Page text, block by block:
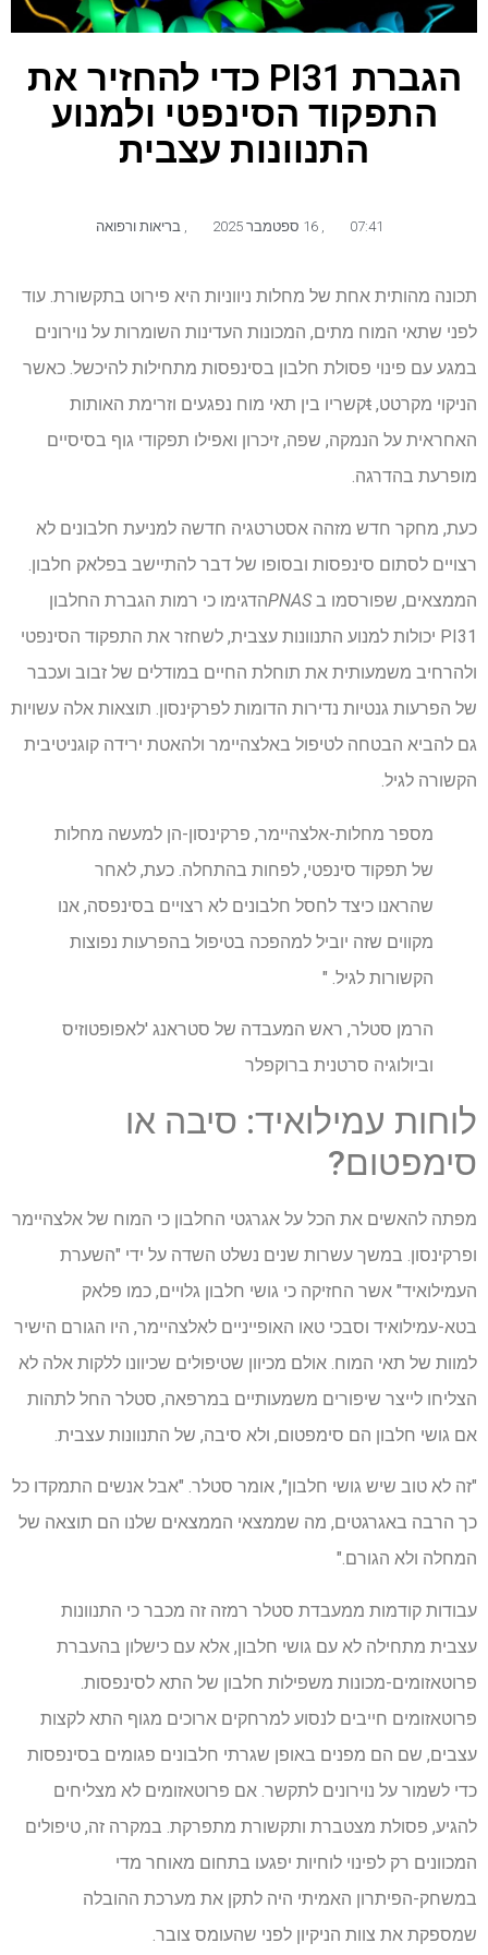
הגברת PI31 כדי להחזיר את
התפקוד הסינפטי ולמנוע
התנוונות עצבית
07:41 בריאות ורפואה
תכונה מהותית אחת של מחלות ניווניות היא פירוט בתקשורת. עוד
לפני שתאי המוח מתים, המכונות העדינות השומרות על נוירונים
במגע עם פינוי פסולת חלבון בסינפסות מתחילות להיכשל. כאשר
הניקוי מקרטט, tקשריו בין תאי מוח נפגעים וזרימת האותות
האחראית על הנמקה, שפה, זיכרון ואפילו תפקודי גוף בסיסיים
מופרעת בהדרגה.
כעת, מחקר חדש מזהה אסטרטגיה חדשה למניעת חלבונים לא
רצויים לסתום סינפסות ובסופו של דבר להתיישב בפלאק חלבון.
הממצאים, שפורסמו ב PNASהדגימו כי רמות הגברת החלבון
PI31 יכולות למנוע התנוונות עצבית, לשחזר את התפקוד הסינפטי
ולהרחיב משמעותית את תוחלת החיים במודלים של זבוב ועכבר
של הפרעות גנטיות נדירות הדומות לפרקינסון. תוצאות אלה עשויות
גם להביא הבטחה לטיפול באלצהיימר ולהאטת ירידה קוגניטיבית
הקשורה לגיל.
מספר מחלות-אלצהיימר, פרקינסון-הן למעשה מחלות
של תפקוד סינפטי, לפחות בהתחלה. כעת, לאחר
שהראנו כיצד לחסל חלבונים לא רצויים בסינפסה, אנו
מקווים שזה יוביל למהפכה בטיפול בהפרעות נפוצות
הקשורות לגיל. "
הרמן סטלר, ראש המעבדה של סטראנג 'לאפופטוזיס
וביולוגיה סרטנית ברוקפלר
לוחות עמילואיד: סיבה או
סימפטום?
מפתה להאשים את הכל על אגרגטי החלבון כי המוח של אלצהיימר
ופרקינסון. במשך עשרות שנים נשלט השדה על ידי "השערת
העמילואיד" אשר החזיקה כי גושי חלבון גלויים, כמו פלאק
בטא-עמילואיד וסבכי טאו האופייניים לאלצהיימר, היו הגורם הישיר
למוות של תאי המוח. אולם מכיוון שטיפולים שכיוונו ללקות אלה לא
הצליחו לייצר שיפורים משמעותיים במרפאה, סטלר החל לתהות
אם גושי חלבון הם סימפטום, ולא סיבה, של התנוונות עצבית.
"זה לא טוב שיש גושי חלבון", אומר סטלר. "אבל אנשים התמקדו כל
כך הרבה באגרגטים, מה שממצאי הממצאים שלנו הם תוצאה של
המחלה ולא הגורם."
עבודות קודמות ממעבדת סטלר רמזה זה מכבר כי התנוונות
עצבית מתחילה לא עם גושי חלבון, אלא עם כישלון בהעברת
פרוטאזומים-מכונות משפילות חלבון של התא לסינפסות.
פרוטאזומים חייבים לנסוע למרחקים ארוכים מגוף התא לקצות
עצבים, שם הם מפנים באופן שגרתי חלבונים פגומים בסינפסות
כדי לשמור על נוירונים לתקשר. אם פרוטאזומים לא מצליחים
להגיע, פסולת מצטברת ותקשורת מתפרקת. במקרה זה, טיפולים
המכוונים רק לפינוי לוחיות יפגעו בתחום מאוחר מדי
במשחק-הפיתרון האמיתי היה לתקן את מערכת ההובלה
שמספקת את צוות הניקיון לפני שהעומס צובר.